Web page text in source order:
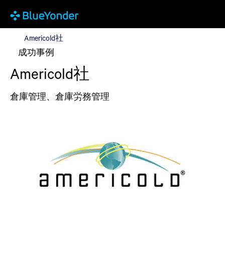
Americold社
Americold社
成功事例
Americold社
倉庫管理、倉庫労務管理